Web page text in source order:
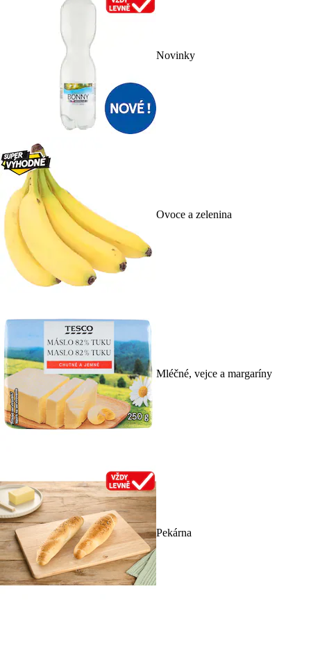
Novinky
Ovoce a zelenina
Mléčné, vejce a margaríny
Pekárna